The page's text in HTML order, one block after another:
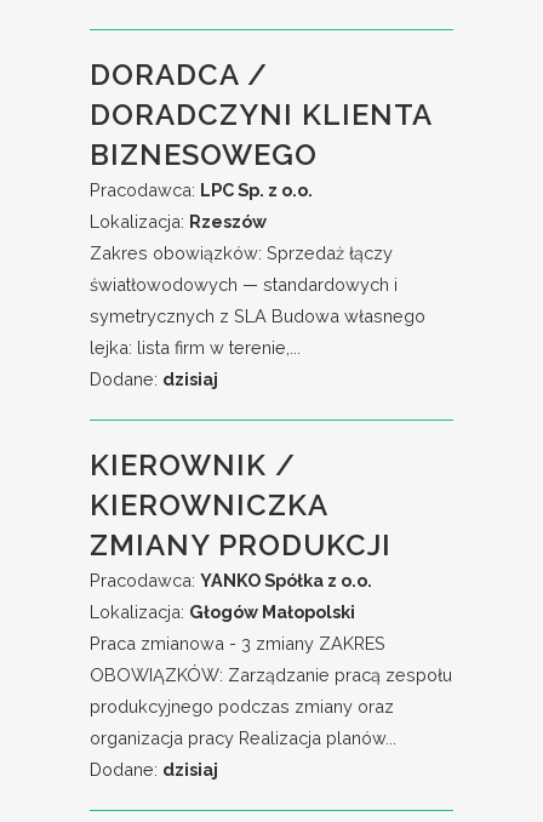
DORADCA /
DORADCZYNI KLIENTA
BIZNESOWEGO
Pracodawca: LPC Sp. z o.o.
Lokalizacja: Rzeszów
Zakres obowiązków: Sprzedaż łączy
światłowodowych — standardowych i
symetrycznych z SLA Budowa własnego
lejka: lista firm w terenie,...
Dodane: dzisiaj
KIEROWNIK /
KIEROWNICZKA
ZMIANY PRODUKCJI
Pracodawca: YANKO Spółka z o.o.
Lokalizacja: Głogów Małopolski
Praca zmianowa - 3 zmiany ZAKRES
OBOWIĄZKÓW: Zarządzanie pracą zespołu
produkcyjnego podczas zmiany oraz
organizacja pracy Realizacja planów...
Dodane: dzisiaj